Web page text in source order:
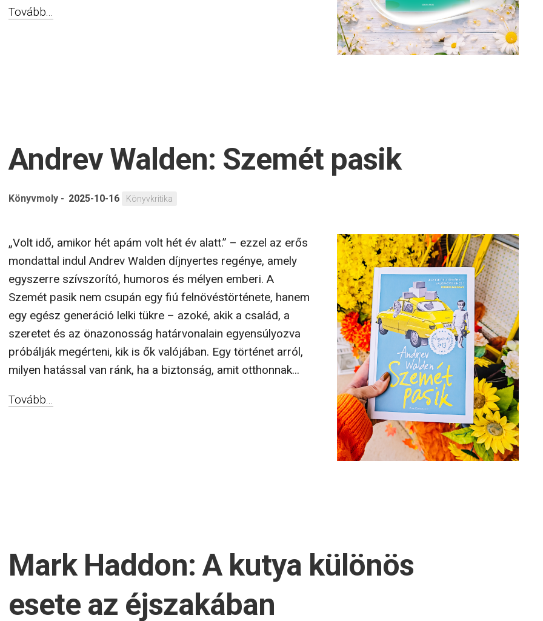
Tovább...
Andrev Walden: Szemét pasik
Könyvmoly - 2025-10-16 Könyvkritika
„Volt idő, amikor hét apám volt hét év alatt.” – ezzel az erős
mondattal indul Andrev Walden díjnyertes regénye, amely
egyszerre szívszorító, humoros és mélyen emberi. A
Szemét pasik nem csupán egy fiú felnövéstörténete, hanem
egy egész generáció lelki tükre – azoké, akik a család, a
szeretet és az önazonosság határvonalain egyensúlyozva
próbálják megérteni, kik is ők valójában. Egy történet arról,
milyen hatással van ránk, ha a biztonság, amit otthonnak...
Tovább...
Mark Haddon: A kutya különös
esete az éjszakában